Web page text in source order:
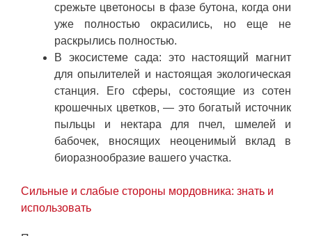
срежьте цветоносы в фазе бутона, когда они
уже полностью окрасились, но еще не
раскрылись полностью.
В экосистеме сада: это настоящий магнит
для опылителей и настоящая экологическая
станция. Его сферы, состоящие из сотен
крошечных цветков, — это богатый источник
пыльцы и нектара для пчел, шмелей и
бабочек, вносящих неоценимый вклад в
биоразнообразие вашего участка.
Сильные и слабые стороны мордовника: знать и
использовать